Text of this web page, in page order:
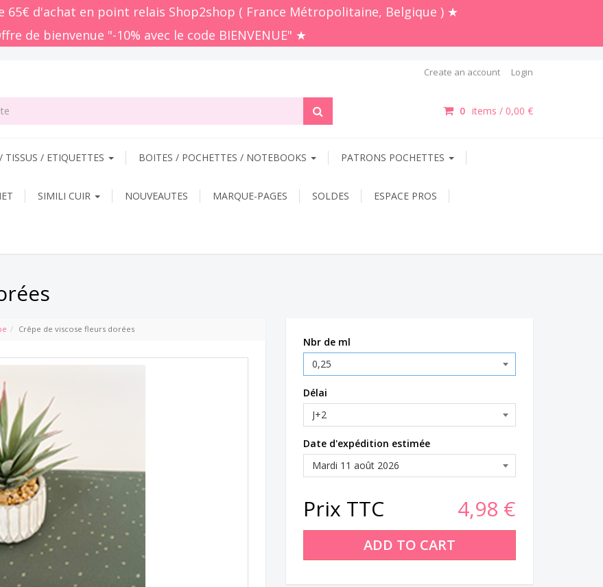
d'achat en point relais Shop2shop ( France Métropolitaine, Belgique ) ★
de bienvenue "-10% avec le code BIENVENUE" ★
Create an account Login
0 items / 0,00 €
TISSUS / ETIQUETTES BOITES / POCHETTES / NOTEBOOKS PATRONS POCHETTES
SIMILI CUIR NOUVEAUTES MARQUE-PAGES SOLDES ESPACE PROS
Nbr de ml
Délai
Date d'expédition estimée
Prix TTC 4,98 €
Crêpe de viscose fleurs dorées